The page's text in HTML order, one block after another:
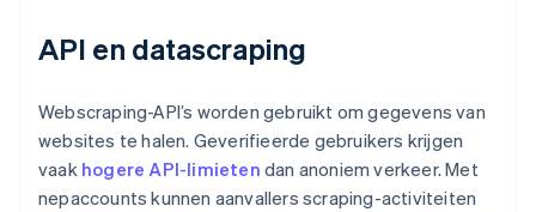
API en datascraping
Webscraping-API’s worden gebruikt om gegevens van
websites te halen. Geverifieerde gebruikers krijgen
vaak hogere API-limieten dan anoniem verkeer. Met
nepaccounts kunnen aanvallers scraping-activiteiten